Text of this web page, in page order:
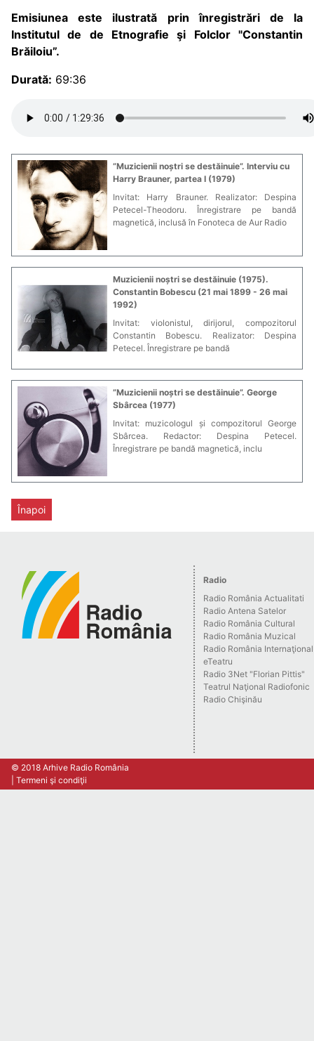
Emisiunea este ilustrată prin înregistrări de la
Institutul de de Etnografie şi Folclor "Constantin
Brăiloiu”.
Durată: 69:36
”Muzicienii noștri se destăinuie”. Interviu cu
Harry Brauner, partea I (1979)
Invitat: Harry Brauner. Realizator: Despina
Petecel-Theodoru. Înregistrare pe bandă
magnetică, inclusă în Fonoteca de Aur Radio
Muzicienii noștri se destăinuie (1975).
Constantin Bobescu (21 mai 1899 - 26 mai
1992)
Invitat: violonistul, dirijorul, compozitorul
Constantin Bobescu. Realizator: Despina
Petecel. Înregistrare pe bandă
”Muzicienii noștri se destăinuie”. George
Sbârcea (1977)
Invitat: muzicologul și compozitorul George
Sbârcea. Redactor: Despina Petecel.
Înregistrare pe bandă magnetică, inclu
Înapoi
Radio
Radio România Actualitati
Radio Antena Satelor
Radio România Cultural
Radio România Muzical
Radio România Internaţional
eTeatru
Radio 3Net "Florian Pittis"
Teatrul Naţional Radiofonic
Radio Chişinău
© 2018 Arhive Radio România
Termeni şi condiţii